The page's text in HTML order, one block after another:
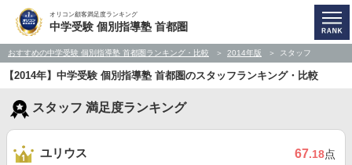
オリコン顧客満足度ランキング
中学受験 個別指導塾 首都圏
おすすめの中学受験 個別指導塾 首都圏ランキング・比較 2014年版 スタッフ
【2014年】中学受験 個別指導塾 首都圏のスタッフランキング・比較
スタッフ 満足度ランキング
ユリウス 67.18点